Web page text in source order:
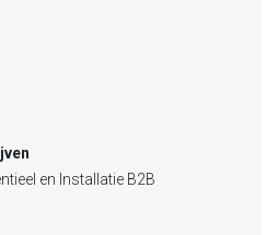
en Installatie B2B